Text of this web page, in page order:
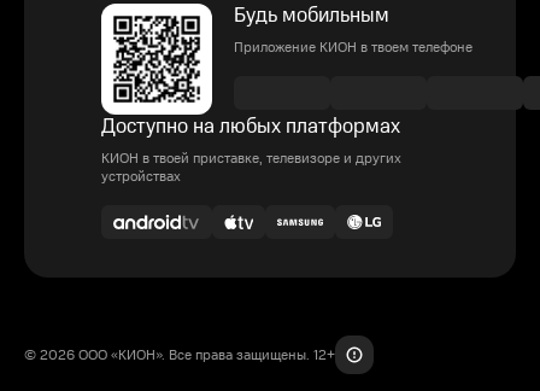
Будь мобильным
Приложение КИОН в твоем телефоне
Доступно на любых платформах
КИОН в твоей приставке, телевизоре и других
устройствах
© 2026 ООО «КИОН». Все права защищены. 12+